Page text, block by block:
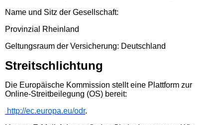
Name und Sitz der Gesellschaft:
Provinzial Rheinland
Geltungsraum der Versicherung: Deutschland
Streitschlichtung
Die Europäische Kommission stellt eine Plattform zur
Online-Streitbeilegung (OS) bereit:
http://ec.europa.eu/odr.